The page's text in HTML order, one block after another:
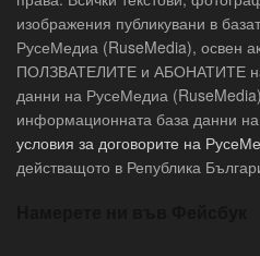
изображения публикувани в
РусеМедиа (RuseMedia), освен
ПОЛЗВАТЕЛИТЕ и АБОНАТИТЕ
данни на РусеМедиа
информационната база данни на
условия за договорите на
действащото в Република